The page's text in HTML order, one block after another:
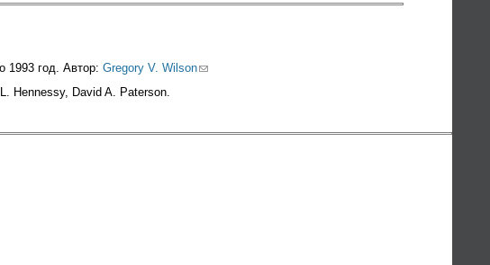
1993 год. Автор: Gregory V. Wilson(link sends e-mail)
Hennessy, David A. Paterson.